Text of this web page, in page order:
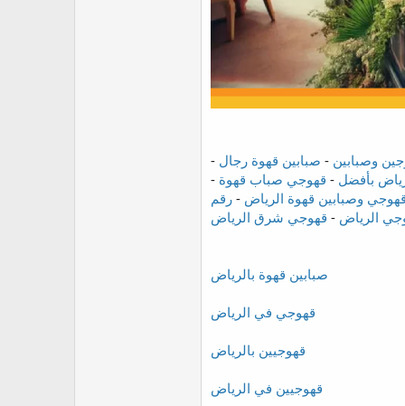
وصبابين - صبابين قهوة رجال -
بأفضل - قهوجي صباب قهوة -
وصبابين قهوة الرياض - رقم
الرياض - قهوجي شرق الرياض
صبابين قهوة بالرياض
قهوجي في الرياض
قهوجيين بالرياض
قهوجيين في الرياض